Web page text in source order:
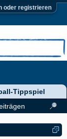
oder registrieren
Tippspiel